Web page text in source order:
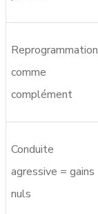
Reprogrammation
comme
complément
Conduite
agressive = gains
nuls